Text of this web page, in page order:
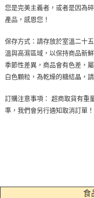
您是完美主義者，或者是因為
產品，感恩您！
保存方式：請存放於室溫二十
溫與高濕區域，以保持商品新
季節性差異，商品會有色差，
白色顆粒，為乾燥的糖結晶，
訂購注意事項： 超商取貨有重
準，我們會另行通知取消訂單！
食